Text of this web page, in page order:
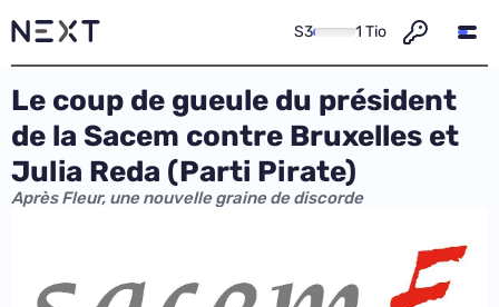
S3 1 Tio
Le coup de gueule du président
de la Sacem contre Bruxelles et
Julia Reda (Parti Pirate)
Après Fleur, une nouvelle graine de discorde